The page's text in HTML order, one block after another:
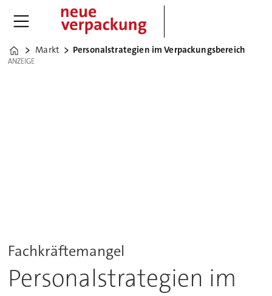
Home
Markt Personalstrategien im Verpackungsbereich
ANZEIGE
ANZEIGE
Fachkräftemangel
Personalstrategien im